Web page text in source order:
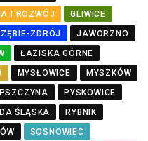
I ROZWÓJ
GLIWICE
ZDRÓJ
JAWORZNO
ŁAZISKA GÓRNE
MYSŁOWICE
MYSZKÓW
PSZCZYNA
PYSKOWICE
ŚLĄSKA
RYBNIK
SOSNOWIEC